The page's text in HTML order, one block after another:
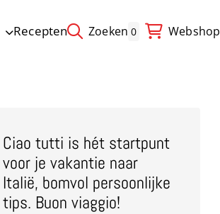
Recepten Zoeken 0 Webshop
Ciao tutti is hét startpunt
voor je vakantie naar
Italië, bomvol persoonlijke
tips. Buon viaggio!